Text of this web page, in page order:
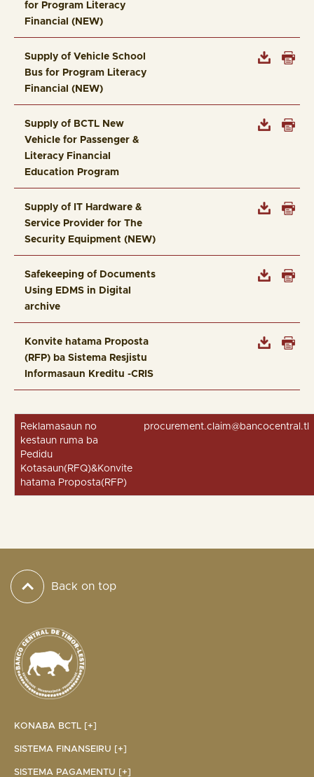
for Program Literacy
Financial (NEW)
Supply of Vehicle School
Bus for Program Literacy
Financial (NEW)
Supply of BCTL New
Vehicle for Passenger &
Literacy Financial
Education Program
Supply of IT Hardware &
Service Provider for The
Security Equipment (NEW)
Safekeeping of Documents
Using EDMS in Digital
archive
Konvite hatama Proposta
(RFP) ba Sistema Resjistu
Informasaun Kreditu -CRIS
Reklamasaun no
kestaun ruma ba
Pedidu
Kotasaun(RFQ)&Konvite
hatama Proposta(RFP)
procurement.claim@bancocentral.tl
Back on top
KONABA BCTL [+]
SISTEMA FINANSEIRU [+]
SISTEMA PAGAMENTU [+]